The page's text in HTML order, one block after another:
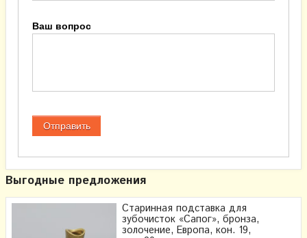
Ваш вопрос
Выгодные предложения
Старинная подставка для
зубочисток «Сапог», бронза,
золочение, Европа, кон. 19,